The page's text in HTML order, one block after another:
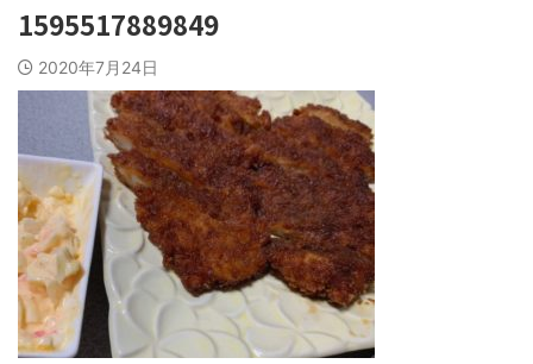
1595517889849
2020年7月24日